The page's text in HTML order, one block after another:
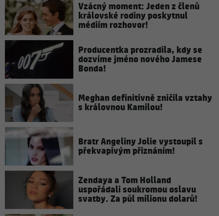
Vzácný moment: Jeden z členů
královské rodiny poskytnul
médiím rozhovor!
Producentka prozradila, kdy se
dozvíme jméno nového Jamese
Bonda!
Meghan definitivně zničila vztahy
s královnou Kamilou!
Bratr Angeliny Jolie vystoupil s
překvapivým přiznáním!
Zendaya a Tom Holland
uspořádali soukromou oslavu
svatby. Za půl milionu dolarů!